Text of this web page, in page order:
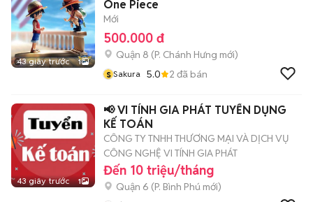
43 giây trước 1
One Piece
Mới
500.000 đ
Quận 8 (P. Chánh Hưng mới)
s Sakura 5.0 2 đã bán
43 giây trước 1
📢 VI TÍNH GIA PHÁT TUYỂN DỤNG
KẾ TOÁN
CÔNG TY TNHH THƯƠNG MẠI VÀ DỊCH VỤ
CÔNG NGHỆ VI TÍNH GIA PHÁT
Đến 10 triệu/tháng
Quận 6 (P. Bình Phú mới)